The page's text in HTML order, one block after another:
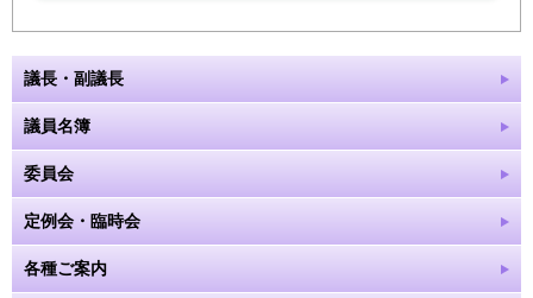
議長・副議長
議員名簿
委員会
定例会・臨時会
各種ご案内